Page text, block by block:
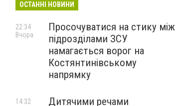
ОСТАННІ НОВИНИ
Просочуватися на стику між
підрозділами ЗСУ
намагається ворог на
Костянтинівському
напрямку
22:34
Вчора
Дитячими речами
14:32